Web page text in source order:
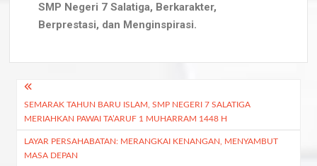
SMP Negeri 7 Salatiga, Berkarakter,
Berprestasi, dan Menginspirasi.
SEMARAK TAHUN BARU ISLAM, SMP NEGERI 7 SALATIGA
MERIAHKAN PAWAI TA’ARUF 1 MUHARRAM 1448 H
LAYAR PERSAHABATAN: MERANGKAI KENANGAN, MENYAMBUT
MASA DEPAN